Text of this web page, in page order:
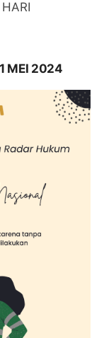
MEI 2024